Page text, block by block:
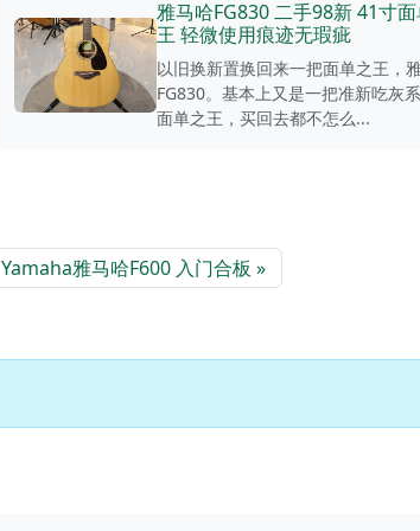
雅马哈FG830 二手98新 41寸面
王 轻微使用痕迹无瑕疵
以旧换新置换回来一把面单之王，
FG830。基本上又是一把准新吃灰
面单之王，买回去都不怎么...
Yamaha雅马哈F600 入门合板